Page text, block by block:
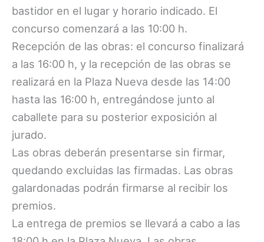
bastidor en el lugar y horario indicado. El
concurso comenzará a las 10:00 h.
Recepción de las obras: el concurso finalizará
a las 16:00 h, y la recepción de las obras se
realizará en la Plaza Nueva desde las 14:00
hasta las 16:00 h, entregándose junto al
caballete para su posterior exposición al
jurado.
Las obras deberán presentarse sin firmar,
quedando excluidas las firmadas. Las obras
galardonadas podrán firmarse al recibir los
premios.
La entrega de premios se llevará a cabo a las